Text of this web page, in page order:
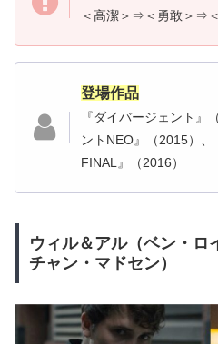
＜高潔＞⇒＜勇敢＞⇒
登場作品
『ダイバージェント』
ントNEO』（2015）、
FINAL』（2016）
ウィル＆アル（ベン・ロ
チャン・マドセン）